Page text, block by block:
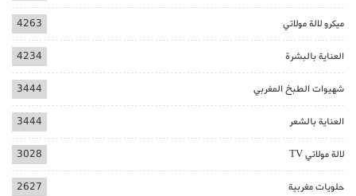
ميكرو لالة مولاتي 4263
العناية بالبشرة 4234
شهيوات الطبخ المغربي 3444
العناية بالشعر 3444
لالة مولاتي TV 3028
حلويات مغربية 2627